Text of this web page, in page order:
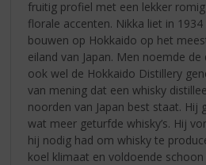
fruitig profiel met een lekker
florale accenten. Nikka liet in
bouwen op Hokkaido op het
eiland van Japan. Men noemde
ook wel de Hokkaido Distillery
van mening dat een whisky
noorden van Japan best staat. Hij
wat meer geturfde whisky’s. Hij
hij nodig had om whisky te
koel klimaat en voldoende